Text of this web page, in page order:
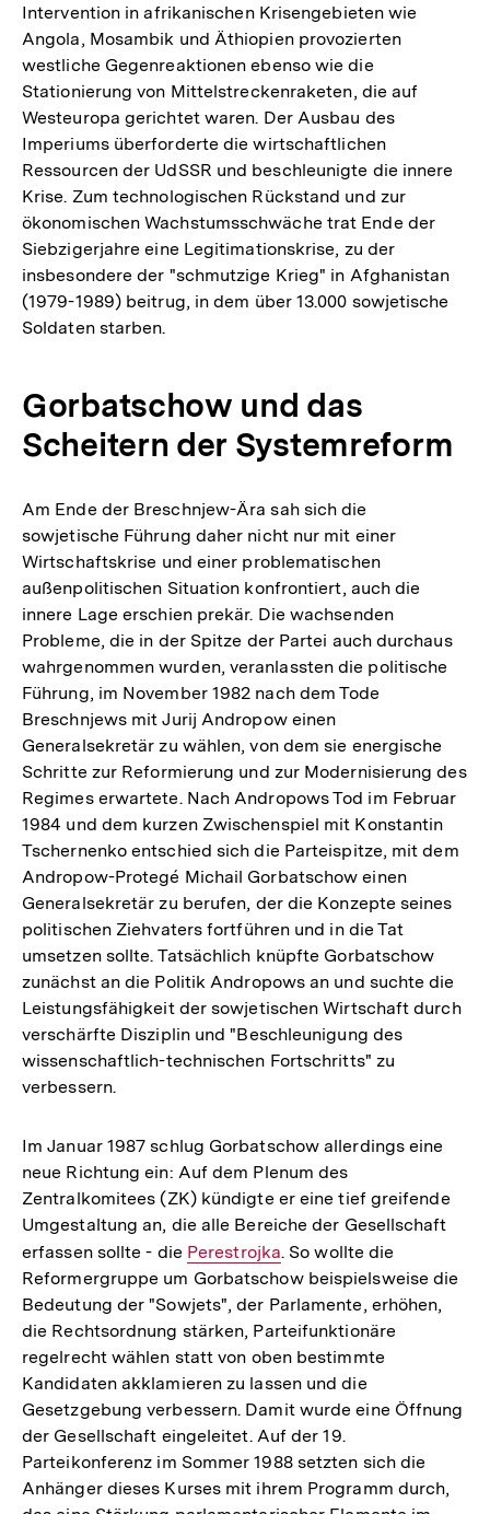
Intervention in afrikanischen Krisengebieten wie
Angola, Mosambik und Äthiopien provozierten
westliche Gegenreaktionen ebenso wie die
Stationierung von Mittelstreckenraketen, die auf
Westeuropa gerichtet waren. Der Ausbau des
Imperiums überforderte die wirtschaftlichen
Ressourcen der UdSSR und beschleunigte die innere
Krise. Zum technologischen Rückstand und zur
ökonomischen Wachstumsschwäche trat Ende der
Siebzigerjahre eine Legitimationskrise, zu der
insbesondere der "schmutzige Krieg" in Afghanistan
(1979-1989) beitrug, in dem über 13.000 sowjetische
Soldaten starben.
Gorbatschow und das
Scheitern der Systemreform
Am Ende der Breschnjew-Ära sah sich die
sowjetische Führung daher nicht nur mit einer
Wirtschaftskrise und einer problematischen
außenpolitischen Situation konfrontiert, auch die
innere Lage erschien prekär. Die wachsenden
Probleme, die in der Spitze der Partei auch durchaus
wahrgenommen wurden, veranlassten die politische
Führung, im November 1982 nach dem Tode
Breschnjews mit Jurij Andropow einen
Generalsekretär zu wählen, von dem sie energische
Schritte zur Reformierung und zur Modernisierung des
Regimes erwartete. Nach Andropows Tod im Februar
1984 und dem kurzen Zwischenspiel mit Konstantin
Tschernenko entschied sich die Parteispitze, mit dem
Andropow-Protegé Michail Gorbatschow einen
Generalsekretär zu berufen, der die Konzepte seines
politischen Ziehvaters fortführen und in die Tat
umsetzen sollte. Tatsächlich knüpfte Gorbatschow
zunächst an die Politik Andropows an und suchte die
Leistungsfähigkeit der sowjetischen Wirtschaft durch
verschärfte Disziplin und "Beschleunigung des
wissenschaftlich-technischen Fortschritts" zu
verbessern.
Im Januar 1987 schlug Gorbatschow allerdings eine
neue Richtung ein: Auf dem Plenum des
Zentralkomitees (ZK) kündigte er eine tief greifende
Umgestaltung an, die alle Bereiche der Gesellschaft
erfassen sollte - die Interner
Link:
Perestrojka. So wollte die
Reformergruppe um Gorbatschow beispielsweise die
Bedeutung der "Sowjets", der Parlamente, erhöhen,
die Rechtsordnung stärken, Parteifunktionäre
regelrecht wählen statt von oben bestimmte
Kandidaten akklamieren zu lassen und die
Gesetzgebung verbessern. Damit wurde eine Öffnung
der Gesellschaft eingeleitet. Auf der 19.
Parteikonferenz im Sommer 1988 setzten sich die
Anhänger dieses Kurses mit ihrem Programm durch,